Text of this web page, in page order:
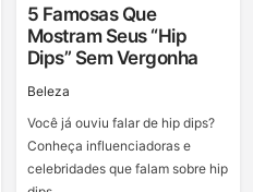
5 Famosas Que
Mostram Seus “hip
Dips” Sem Vergonha
Beleza
Você já ouviu falar de hip dips?
Conheça influenciadoras e
celebridades que falam sobre hip